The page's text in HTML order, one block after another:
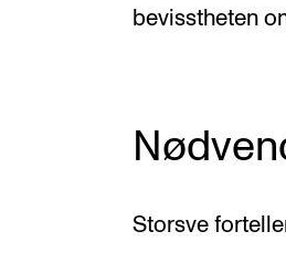
bevisstheten
Storsve